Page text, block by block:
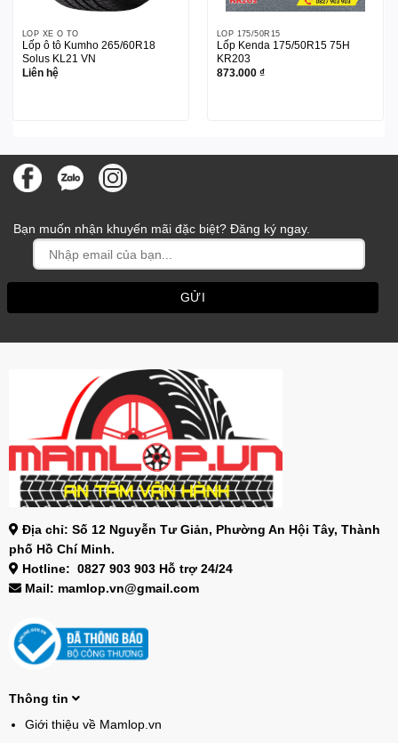
LỐP XE Ô TÔ
Lốp ô tô Kumho 265/60R18
Solus KL21 VN
Liên hệ
LỐP 175/50R15
Lốp Kenda 175/50R15 75H
KR203
873.000 ₫
Bạn muốn nhận khuyến mãi đặc biệt? Đăng ký ngay.
Địa chỉ: Số 12 Nguyễn Tư Giản, Phường An Hội Tây, Thành
phố Hồ Chí Minh.
Hotline: 0827 903 903 Hỗ trợ 24/24
Mail: mamlop.vn@gmail.com
Thông tin
Giới thiệu về Mamlop.vn